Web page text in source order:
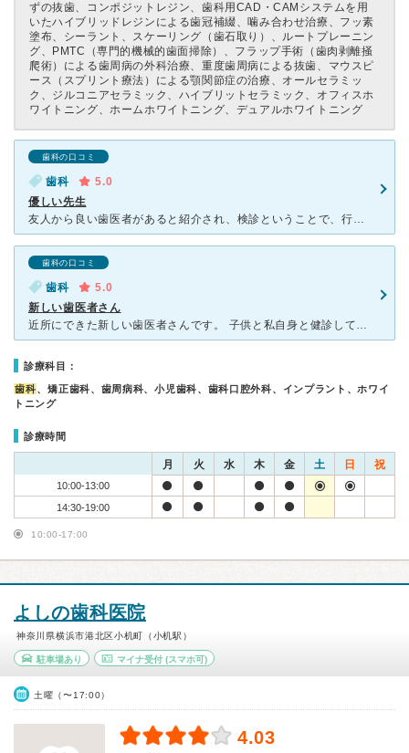
ずの抜歯、コンポジットレジン、歯科用CAD・CAMシステムを用
いたハイブリッドレジンによる歯冠補綴、噛み合わせ治療、フッ素
塗布、シーラント、スケーリング（歯石取り）、ルートプレーニン
グ、PMTC（専門的機械的歯面掃除）、フラップ手術（歯肉剥離掻
爬術）による歯周病の外科治療、重度歯周病による抜歯、マウスピ
ース（スプリント療法）による顎関節症の治療、オールセラミッ
ク、ジルコニアセラミック、ハイブリットセラミック、オフィスホ
ワイトニング、ホームホワイトニング、デュアルホワイトニング
歯科の口コミ
歯科
5.0
優しい先生
友人から良い歯医者があると紹介され、検診ということで、行って来ました。色々虫歯など見つかってしまい…。とにかく、歯医者が苦手な私なので、凄く怖くなってしまいました。今の歯の状態、これからの治療方針など
歯科の口コミ
歯科
5.0
新しい歯医者さん
近所にできた新しい歯医者さんです。 子供と私自身と健診してもらいました。 できたばかりなのでまだ中もキレイです。 スタッフの女性も先生もとても優しく丁寧に説明してもらいました。 お掃除をして頂
診療科目：
歯科、矯正歯科、歯周病科、小児歯科、歯科口腔外科、インプラント、ホワイ
トニング
診療時間
月 火 水 木 金 土 日 祝
10:00-13:00
14:30-19:00
10:00-17:00
よしの歯科医院
神奈川県横浜市港北区小机町（小机駅）
駐車場あり マイナ受付(スマホ可)
土曜（〜17:00）
4.03